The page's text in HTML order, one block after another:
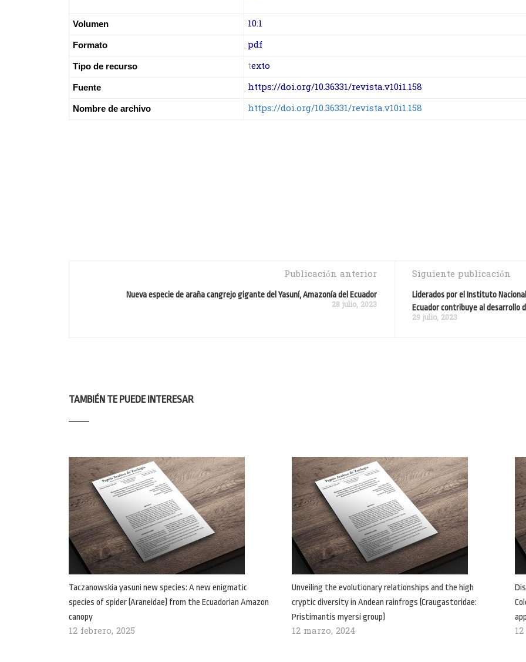
Volumen 10:1
Formato pdf
Tipo de recurso texto
Fuente https://doi.org/10.36331/revista.v10i1.158
Nombre de archivo https://doi.org/10.36331/revista.v10i1.158
Publicación anterior
Nueva especie de araña cangrejo gigante del Yasuní, Amazonía del Ecuador
28 julio, 2023
Siguiente publicación
Liderados por el Instituto
Ecuador contribuye al desarrollo
29 julio, 2023
TAMBIÉN TE PUEDE INTERESAR
Taczanowskia yasuni new species: A new enigmatic
species of spider (Araneidae) from the Ecuadorian Amazon
canopy
12 febrero, 2025
Unveiling the evolutionary relationships and the high
cryptic diversity in Andean rainfrogs (Craugastoridae:
Pristimantis myersi group)
12 marzo, 2024